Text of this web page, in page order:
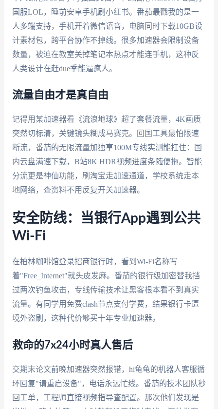
国服LOL，睡前安卓手机刷小红书。番茄最戳我的是一
人多端支持，手机开着微信语音，电脑同时下载10GB设
计素材包，跨平台协作不掉线。很多加速器会限制设备
数量，被迫在教室关掉笔记本热点才能连手机，这种反
人类设计在赶due季能逼疯人。
流量自由才是真自由
记得用某加速器看《流浪地球》超了套餐流量，4K画质
突然切标清，关键镜头糊成马赛克。回国工具最怕限速
断流，番茄的无限流量加独享100M专线实测能扛住：国
内云盘满速下载，B站8K HDR视频进度条随便拖。智能
分流更是神仙功能，刷淘宝走加速通道，学校系统走本
地网络，查资料不用反复开关加速器。
安全防线：当银行App遇到公共
Wi-Fi
在柏林咖啡馆登录招商银行时，看到Wi-Fi名称写
着"Free_Internet"就头皮发麻。番茄的银行级加密替我挡
过两次钓鱼攻击，专线传输技术让黑客根本看不到真实
流量。有同学用免费clash节点支付学费，结果银行卡遭
境外盗刷，这种代价够买十年专业加速器。
救命的7x24小时真人售后
交期末论文前晚加速器突然报错，hi龟龟的机器人客服循
环回复"请重启设备"，电话永远忙线。番茄的技术团队秒
回工单，工程师直接视频指导查配置。那次他们发现是